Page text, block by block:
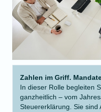
Zahlen im Griff.
In dieser Rolle begleiten
ganzheitlich – vom
Steuererklärung. Sie sind